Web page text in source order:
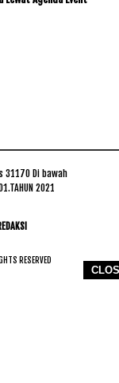
31170 Di bawah
2021
RESERVED